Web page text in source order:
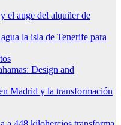
el auge del alquiler de
la isla de Tenerife para
Design and
Madrid y la transformación